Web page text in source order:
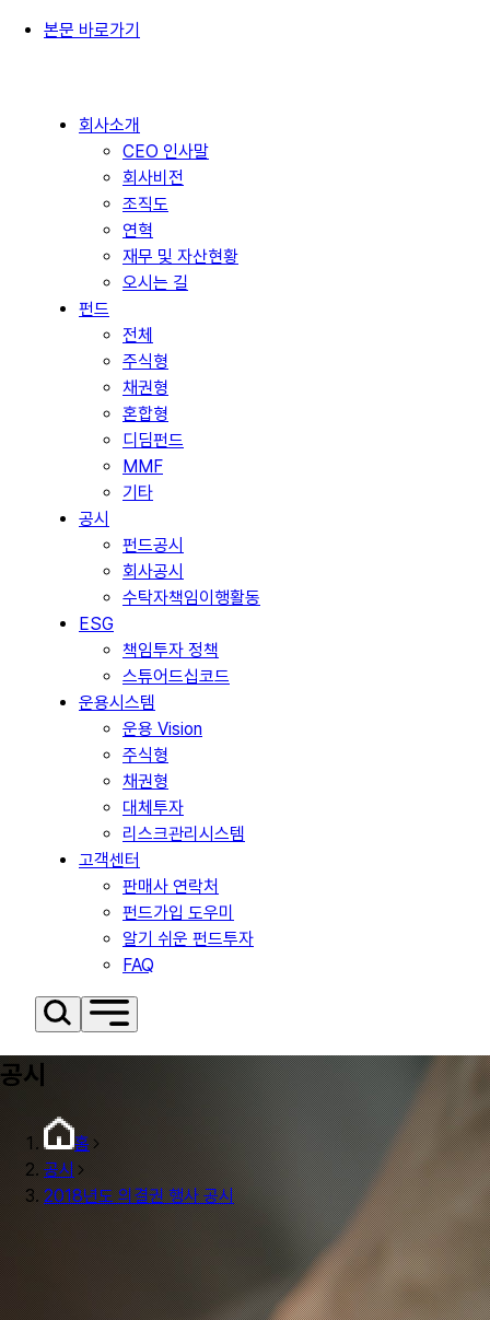
본문 바로가기
회사소개
CEO 인사말
회사비전
조직도
연혁
재무 및 자산현황
오시는 길
펀드
전체
주식형
채권형
혼합형
디딤펀드
MMF
기타
공시
펀드공시
회사공시
수탁자책임이행활동
ESG
책임투자 정책
스튜어드십코드
운용시스템
운용 Vision
주식형
채권형
대체투자
리스크관리시스템
고객센터
판매사 연락처
펀드가입 도우미
알기 쉬운 펀드투자
FAQ
공시
홈
공시
2018년도 의결권 행사 공시